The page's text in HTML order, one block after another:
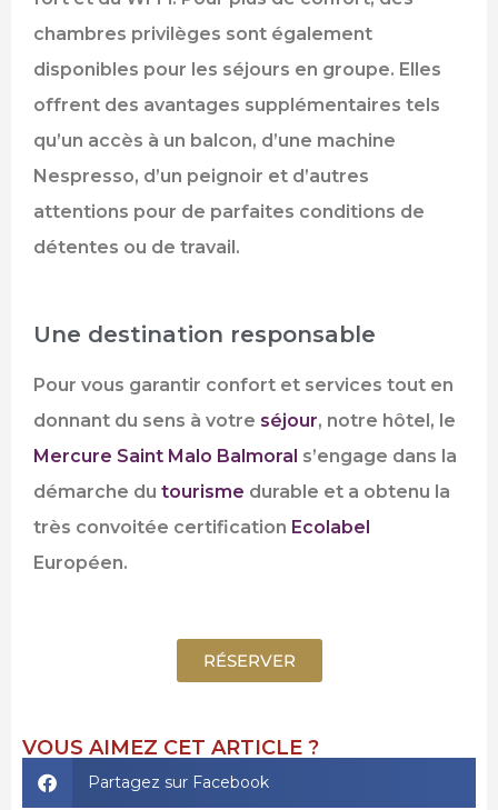
chambres privilèges sont également
disponibles pour les séjours en groupe. Elles
offrent des avantages supplémentaires tels
qu’un accès à un balcon, d’une machine
Nespresso, d’un peignoir et d’autres
attentions pour de parfaites conditions de
détentes ou de travail.
Une destination responsable
Pour vous garantir confort et services tout en
donnant du sens à votre séjour, notre hôtel, le
Mercure Saint Malo Balmoral s’engage dans la
démarche du tourisme durable et a obtenu la
très convoitée certification Ecolabel
Européen.
RÉSERVER
VOUS AIMEZ CET ARTICLE ?
Partagez sur Facebook